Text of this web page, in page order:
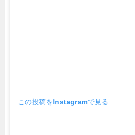
この投稿をInstagramで見る